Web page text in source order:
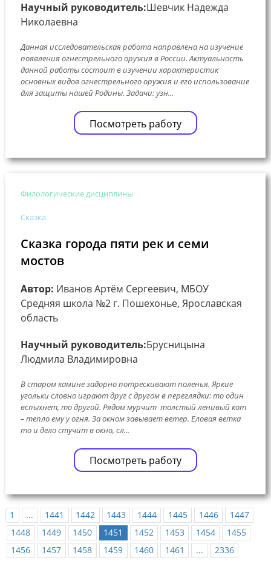
Научный руководитель:Шевчик Надежда
Николаевна
Данная исследовательская работа направлена на изучение
появления огнестрельного оружия в России. Актуальность
данной работы состоит в изучении характеристик
основных видов огнестрельного оружия и его использование
для защиты нашей Родины. Задачи: узн...
Посмотреть работу
Филологические дисциплины
Сказка
Сказка города пяти рек и семи
мостов
Автор: Иванов Артём Сергеевич, МБОУ
Средняя школа №2 г. Пошехонье, Ярославская
область
Научный руководитель:Брусницына
Людмила Владимировна
В старом камине задорно потрескивают поленья. Яркие
угольки словно играют друг с другом в переглядки: то один
вспыхнет, то другой. Рядом мурчит толстый ленивый кот
– тепло ему у огня. За окном завывает ветер. Еловая ветка
то и дело стучит в окно, сл...
Посмотреть работу
1 ... 1441 1442 1443 1444 1445 1446
1447
1448
1449 1450 1451 1452 1453 1454
1455
1456
1457 1458 1459 1460 1461 ... 2336